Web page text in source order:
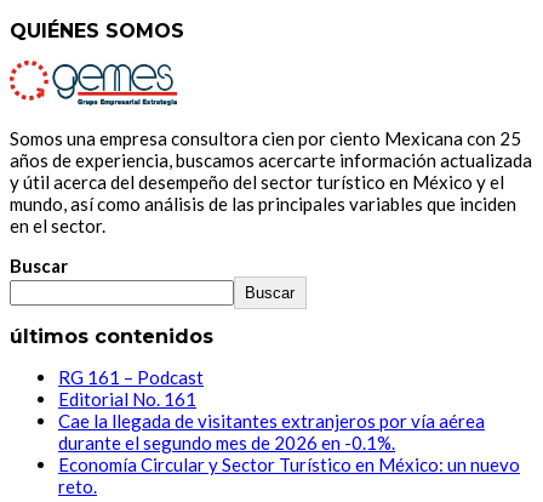
QUIÉNES SOMOS
Somos una empresa consultora cien por ciento Mexicana con 25
años de experiencia, buscamos acercarte información actualizada
y útil acerca del desempeño del sector turístico en México y el
mundo, así como análisis de las principales variables que inciden
en el sector.
Buscar
Buscar
últimos contenidos
RG 161 – Podcast
Editorial No. 161
Cae la llegada de visitantes extranjeros por vía aérea
durante el segundo mes de 2026 en -0.1%.
Economía Circular y Sector Turístico en México: un nuevo
reto.